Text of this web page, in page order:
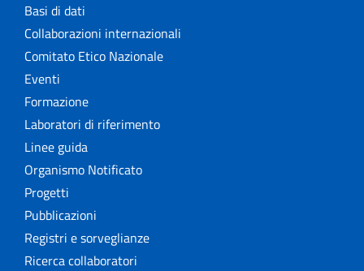
Basi di dati
Collaborazioni internazionali
Comitato Etico Nazionale
Eventi
Formazione
Laboratori di riferimento
Linee guida
Organismo Notificato
Progetti
Pubblicazioni
Registri e sorveglianze
Ricerca collaboratori